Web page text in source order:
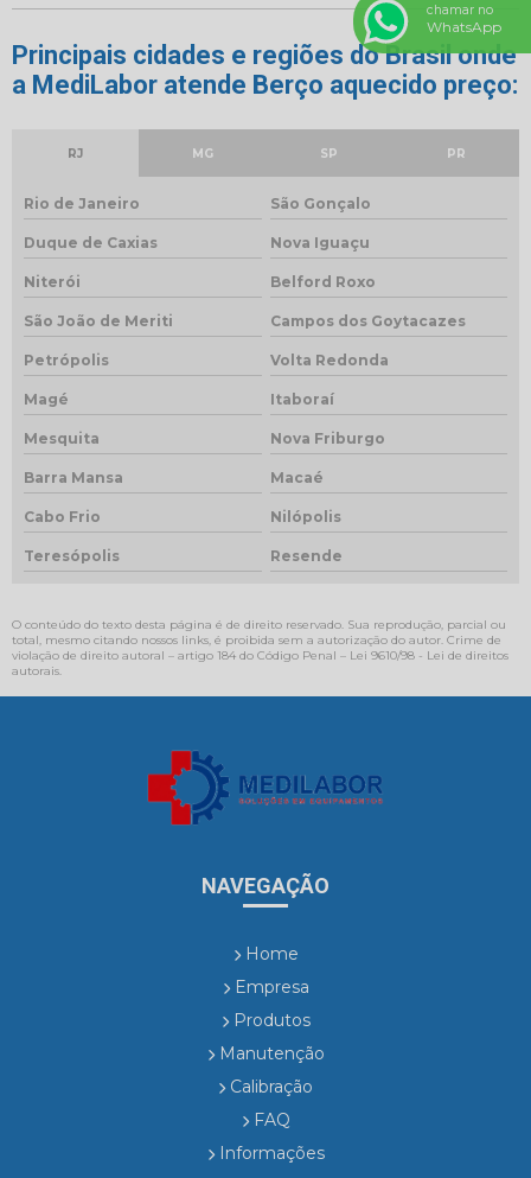
Principais cidades e regiões do Brasil onde
a MediLabor atende Berço aquecido preço:
RJ MG SP PR
Rio de Janeiro São Gonçalo
Duque de Caxias Nova Iguaçu
Niterói Belford Roxo
São João de Meriti Campos dos Goytacazes
Petrópolis Volta Redonda
Magé Itaboraí
Mesquita Nova Friburgo
Barra Mansa Macaé
Cabo Frio Nilópolis
Teresópolis Resende
O conteúdo do texto desta página é de direito reservado. Sua reprodução, parcial ou
total, mesmo citando nossos links, é proibida sem a autorização do autor. Crime de
violação de direito autoral – artigo 184 do Código Penal – Lei 9610/98 - Lei de direitos
autorais.
NAVEGAÇÃO
Home
Empresa
Produtos
Manutenção
Calibração
FAQ
Informações
chamar no
WhatsApp